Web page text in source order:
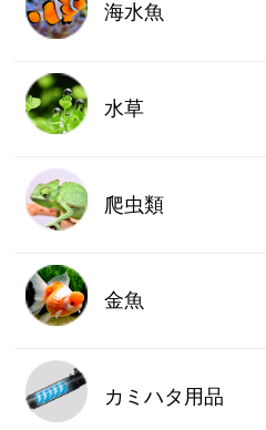
海水魚
水草
爬虫類
金魚
カミハタ用品